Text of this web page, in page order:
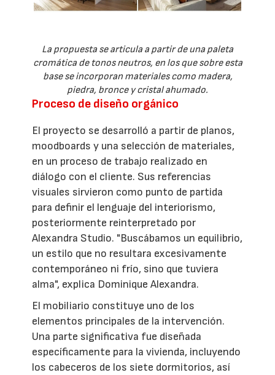
La propuesta se articula a partir de una paleta
cromática de tonos neutros, en los que sobre esta
base se incorporan materiales como madera,
piedra, bronce y cristal ahumado.
Proceso de diseño orgánico
El proyecto se desarrolló a partir de planos,
moodboards y una selección de materiales,
en un proceso de trabajo realizado en
diálogo con el cliente. Sus referencias
visuales sirvieron como punto de partida
para definir el lenguaje del interiorismo,
posteriormente reinterpretado por
Alexandra Studio. "Buscábamos un equilibrio,
un estilo que no resultara excesivamente
contemporáneo ni frío, sino que tuviera
alma", explica Dominique Alexandra.
El mobiliario constituye uno de los
elementos principales de la intervención.
Una parte significativa fue diseñada
específicamente para la vivienda, incluyendo
los cabeceros de los siete dormitorios, así